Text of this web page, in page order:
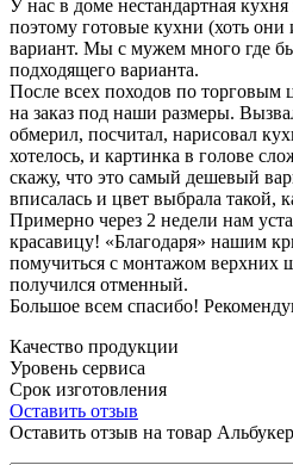
У нас в доме нестандартная
поэтому готовые кухни (хоть
вариант. Мы с мужем много где
подходящего варианта.
После всех походов по торговым
на заказ под наши размеры.
обмерил, посчитал, нарисовал
хотелось, и картинка в голове
скажу, что это самый дешевый
вписалась и цвет выбрала такой,
Примерно через 2 недели нам
красавицу! «Благодаря» нашим
помучиться с монтажом верхних
получился отменный.
Большое всем спасибо!
Качество продукции
Уровень сервиса
Срок изготовления
Оставить отзыв
Оставить отзыв на товар